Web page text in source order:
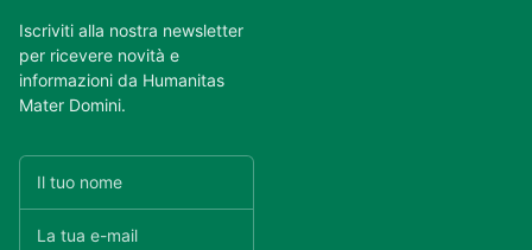
Iscriviti alla nostra newsletter
per ricevere novità e
informazioni da Humanitas
Mater Domini.